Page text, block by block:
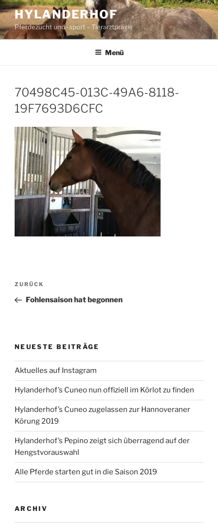
Zum
Inhalt
springen
HYLANDERHOF
Pferdezucht und -sport – Tierarztpraxis
Menü
70498C45-013C-49A6-8118-
19F7693D6CFC
Beitragsnavigation
Vorheriger
Beitrag
ZURÜCK
Fohlensaison hat begonnen
NEUESTE BEITRÄGE
Aktuelles auf Instagram
Hylanderhof’s Cuneo nun offiziell im Körlot zu finden
Hylanderhof’s Cuneo zugelassen zur Hannoveraner
Körung 2019
Hylanderhof’s Pepino zeigt sich überragend auf der
Hengstvorauswahl
Alle Pferde starten gut in die Saison 2019
ARCHIV